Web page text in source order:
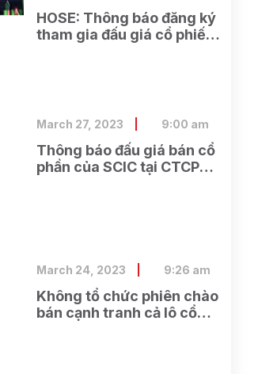
HOSE: Thông báo đăng ký
tham gia đấu giá cổ phiếu
Thông báo đấu giá bán cổ
phần của SCIC tại CTCP
March 27, 2023 9:00 am
Không tổ chức phiên chào
bán cạnh tranh cả lô cổ
March 24, 2023 9:26 am